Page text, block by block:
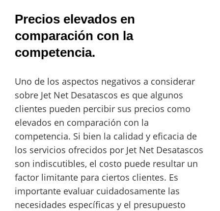
Precios elevados en
comparación con la
competencia.
Uno de los aspectos negativos a considerar
sobre Jet Net Desatascos es que algunos
clientes pueden percibir sus precios como
elevados en comparación con la
competencia. Si bien la calidad y eficacia de
los servicios ofrecidos por Jet Net Desatascos
son indiscutibles, el costo puede resultar un
factor limitante para ciertos clientes. Es
importante evaluar cuidadosamente las
necesidades específicas y el presupuesto